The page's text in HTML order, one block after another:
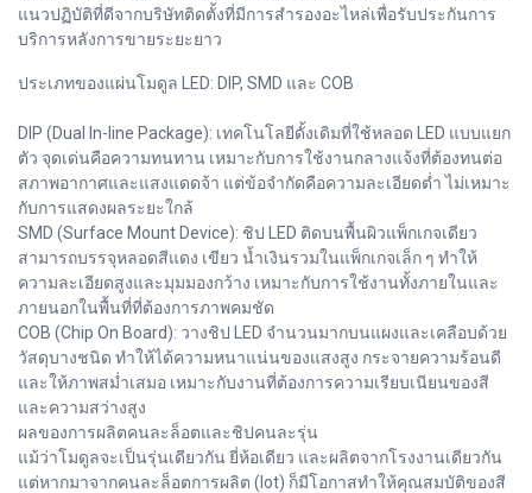
แนวปฏิบัติที่ดีจากบริษัทติดตั้งที่มีการสำรองอะไหล่เพื่อรับประกันการ
บริการหลังการขายระยะยาว
ประเภทของแผ่นโมดูล LED: DIP, SMD และ COB
DIP (Dual In-line Package): เทคโนโลยีดั้งเดิมที่ใช้หลอด LED แบบแยก
ตัว จุดเด่นคือความทนทาน เหมาะกับการใช้งานกลางแจ้งที่ต้องทนต่อ
สภาพอากาศและแสงแดดจ้า แต่ข้อจำกัดคือความละเอียดต่ำ ไม่เหมาะ
กับการแสดงผลระยะใกล้
SMD (Surface Mount Device): ชิป LED ติดบนพื้นผิวแพ็กเกจเดียว
สามารถบรรจุหลอดสีแดง เขียว น้ำเงินรวมในแพ็กเกจเล็ก ๆ ทำให้
ความละเอียดสูงและมุมมองกว้าง เหมาะกับการใช้งานทั้งภายในและ
ภายนอกในพื้นที่ที่ต้องการภาพคมชัด
COB (Chip On Board): วางชิป LED จำนวนมากบนแผงและเคลือบด้วย
วัสดุบางชนิด ทำให้ได้ความหนาแน่นของแสงสูง กระจายความร้อนดี
และให้ภาพสม่ำเสมอ เหมาะกับงานที่ต้องการความเรียบเนียนของสี
และความสว่างสูง
ผลของการผลิตคนละล็อตและชิปคนละรุ่น
แม้ว่าโมดูลจะเป็นรุ่นเดียวกัน ยี่ห้อเดียว และผลิตจากโรงงานเดียวกัน
แต่หากมาจากคนละล็อตการผลิต (lot) ก็มีโอกาสทำให้คุณสมบัติของสี